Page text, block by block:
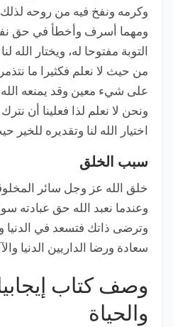
وكرمه ونفخ فيه من روحه لذلك
ومهما أسرف وأخطأ في حق
التوبة مفتوحا له، ويختار الله
من حيث لا نعلم فكثيرا ما
على شيء معين وقد يمنعه الله
ونحن لا نعلم لذا فعلينا أن
اختيار الله لنا وتقديره للخير
سبب الخلق
خلق الله عز وجل سائر
وعندما نعبد الله حق عبادته
وترضى ذاتك فتسعد في الدنيا
سعادة ورضا الداريين الدنيا
وصف كتاب
والحياة